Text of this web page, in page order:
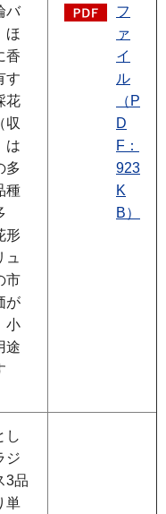
バ
ほ
香
す
花
収
は
多
種
形
ュ
市
が
小
途
フ
ァ
イ
ル
（P
D
F：
923
K
B）
し
ジ
3品
単